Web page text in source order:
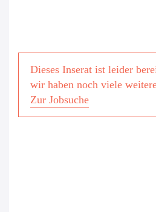
Dieses Inserat ist leider
wir haben noch viele
Zur Jobsuche